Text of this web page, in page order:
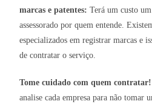
marcas e patentes: Terá um custo
assessorado por quem entende.
especializados em registrar marcas e
de contratar o serviço.
Tome cuidado com quem contratar!
analise cada empresa para não tomar